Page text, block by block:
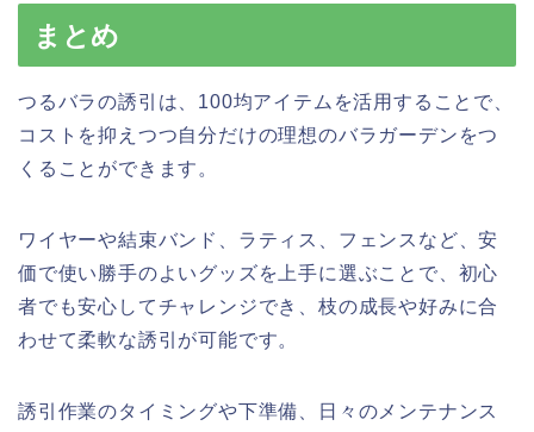
まとめ
つるバラの誘引は、100均アイテムを活用することで、
コストを抑えつつ自分だけの理想のバラガーデンをつ
くることができます。
ワイヤーや結束バンド、ラティス、フェンスなど、安
価で使い勝手のよいグッズを上手に選ぶことで、初心
者でも安心してチャレンジでき、枝の成長や好みに合
わせて柔軟な誘引が可能です。
誘引作業のタイミングや下準備、日々のメンテナンス